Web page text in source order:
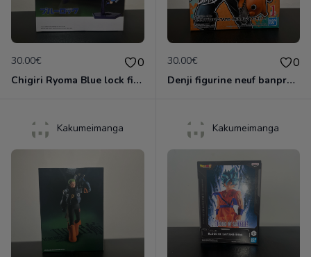
30.00€ 0
Chigiri Ryoma Blue lock figirine banpresto
30.00€ 0
Denji figurine neuf banpresto
Kakumeimanga Kakumeimanga